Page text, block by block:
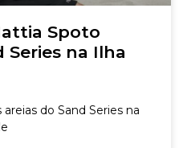
Spoto
Series na Ilha
do Sand Series na